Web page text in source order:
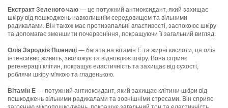
Екстракт Зеленого чаю — це потужний антиоксидант, який захищає
шкіру від пошкоджень навколишнім середовищем та вільними
радикалами. Він також має протизапальні властивості, заспокоює шкіру
та допомагає зменшити почервоніння, покращуючи її загальний вигляд.
Олія Зародків Пшениці — багата на вітамін Е та жирні кислоти, ця олія
інтенсивно живить, зволожує та відновлює шкіру. Вона сприяє
регенерації клітин, покращує еластичність та захищає від сухості,
роблячи шкіру м'якою та гладенькою.
Вітамін Е — потужний антиоксидант, який захищає клітини шкіри від
пошкоджень вільними радикалами та зовнішніми стресами. Він сприяє